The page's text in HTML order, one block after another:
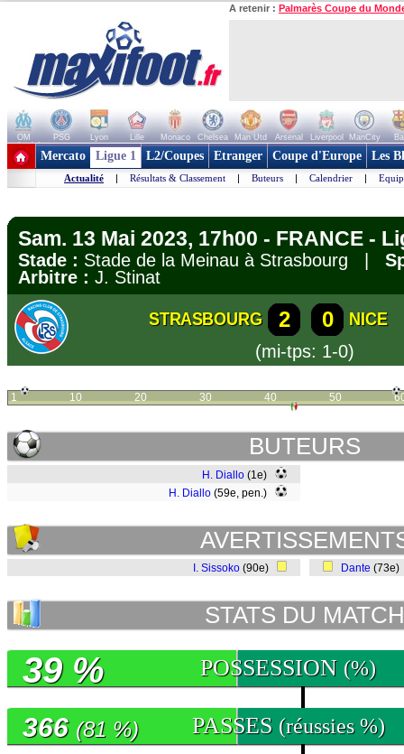
A retenir : Palmarès Coupe du
OM PSG Lyon Lille Monaco Chelsea Man Utd Arsenal Liverpool ManCity
+ de clubs
Mercato Ligue 1 L2/Coupes Etranger Coupe d'Europe Les
Actualité | Résultats & Classement | Buteurs | Calendrier |
Sam. 13 Mai 2023, 17h00 - FRANCE -
Stade : Stade de la Meinau à Strasbourg |
Arbitre : J. Stinat
STRASBOURG 2 0
NICE
(mi-tps: 1-0)
1 10 20 30 40 50
BUTEURS
H. Diallo (1e)
H. Diallo (59e, pen.)
I. Sissoko (90e) Dante (73e)
STATS DU MATCH
POSSESSION (%)
39 %
PASSES (réussies %)
366 (81 %)